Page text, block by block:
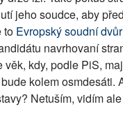
jeho soudce, aby
to Evropský soudní
navrhovaní
věk, kdy, podle PiS,
kolem
Netuším, vidím